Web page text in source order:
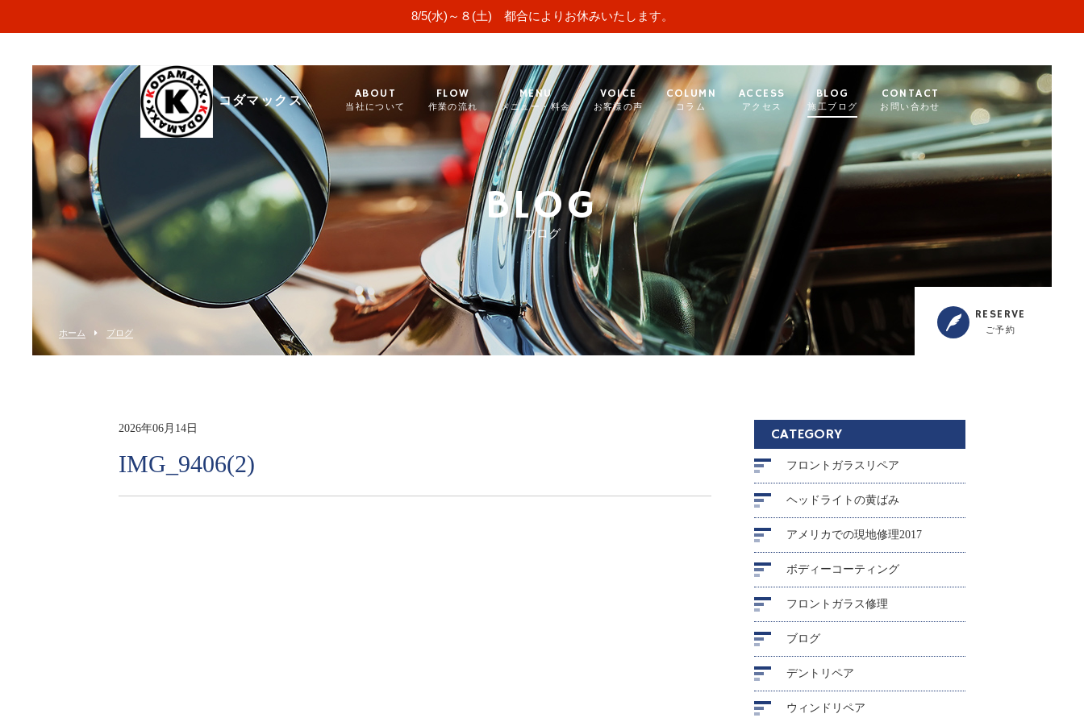
8/5(水)～８(土) 都合によりお休みいたします。
コダマックス
ABOUT
当社について
FLOW
作業の流れ
MENU
メニュー・料金
VOICE
お客様の声
COLUMN
コラム
ACCESS
アクセス
BLOG
施工ブログ
CONTACT
お問い合わせ
BLOG
ブログ
ホーム ブログ
RESERVE
ご予約
2026年06月14日
IMG_9406(2)
CATEGORY
フロントガラスリペア
ヘッドライトの黄ばみ
アメリカでの現地修理2017
ボディーコーティング
フロントガラス修理
ブログ
デントリペア
ウィンドリペア